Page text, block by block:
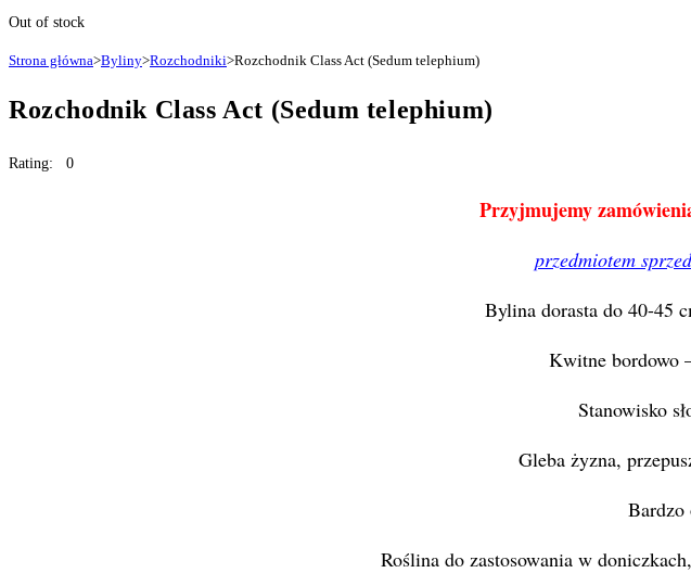
Out of stock
Strona główna>Byliny>Rozchodniki>Rozchodnik Class Act (Sedum telephium)
Rozchodnik Class Act (Sedum telephium)
Rating: 0
Przyjmujemy
przedmiotem
Bylina dorasta do 40-45
Kwitne bordowo
Stanowisko
Gleba żyzna,
Bardzo
Roślina do zastosowania w